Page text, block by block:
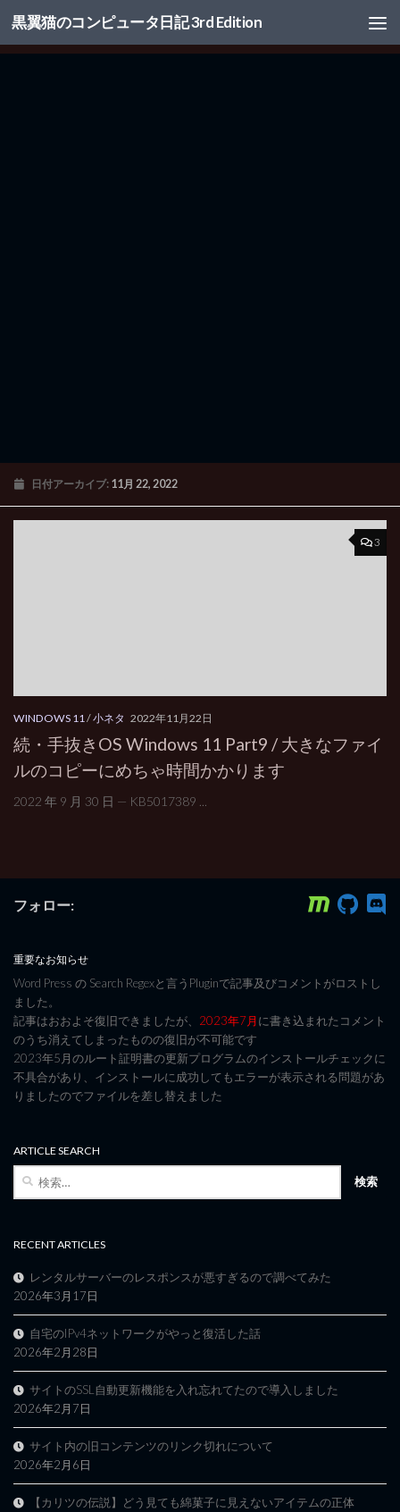
コンテンツへスキップ
黒翼猫のコンピュータ日記 3rd Edition
日付アーカイブ: 11月 22, 2022
3
WINDOWS 11/小ネタ 2022年11月22日
続・手抜きOS Windows 11 Part9 / 大きなファイ
ルのコピーにめちゃ時間かかります
2022 年 9 月 30 日 — KB5017389 ...
フォロー:
重要なお知らせ
Word Press の Search Regexと言うPluginで記事及びコメントがロストし
ました。
記事はおおよそ復旧できましたが、 2023年7月に書き込まれたコメント
のうち消えてしまったものの復旧が不可能です
2023年5月のルート証明書の更新プログラムのインストールチェックに
不具合があり、インストールに成功してもエラーが表示される問題があ
りましたのでファイルを差し替えました
ARTICLE SEARCH
RECENT ARTICLES
レンタルサーバーのレスポンスが悪すぎるので調べてみた
2026年3月17日
自宅のIPv4ネットワークがやっと復活した話
2026年2月28日
サイトのSSL自動更新機能を入れ忘れてたので導入しました
2026年2月7日
サイト内の旧コンテンツのリンク切れについて
2026年2月6日
【カリツの伝説】どう見ても綿菓子に見えないアイテムの正体